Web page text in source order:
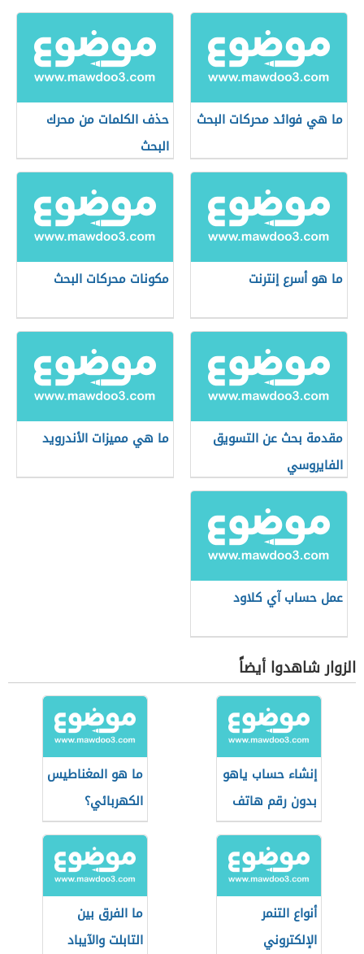
ما هي فوائد محركات البحث
حذف الكلمات من محرك
البحث
ما هو أسرع إنترنت مكونات محركات البحث
مقدمة بحث عن التسويق
الفايروسي
ما هي مميزات الأندرويد
عمل حساب آي كلاود
الزوار شاهدوا أيضاً
إنشاء حساب ياهو
بدون رقم هاتف
ما هو المغناطيس
الكهربائي؟
أنواع التنمر
الإلكتروني
ما الفرق بين
التابلت والآيباد